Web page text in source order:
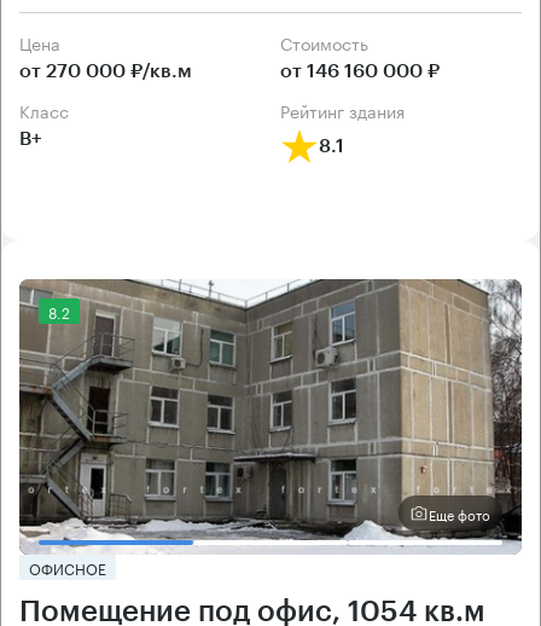
Цена
от 270 000 ₽/кв.м
Cтоимость
от 146 160 000 ₽
класс
B+
рейтинг здания
8.1
8.2
Еще фото
ОФИСНОЕ
Помещение под офис, 1054 кв.м